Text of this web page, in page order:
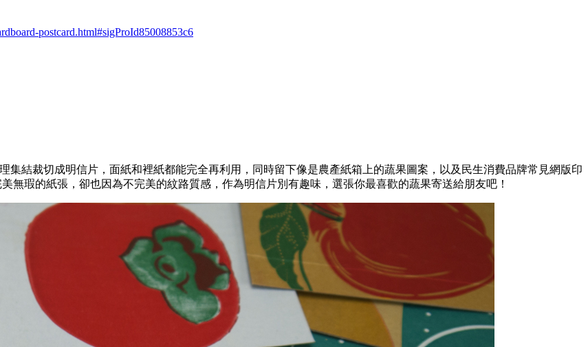
postcard.html#sigProId85008853c6
結裁切成明信片，面紙和裡紙都能完全再利用，同時留下像是農產紙箱上的蔬果圖案，以及民生消費品牌常見網版印
無瑕的紙張，卻也因為不完美的紋路質感，作為明信片別有趣味，選張你最喜歡的蔬果寄送給朋友吧！